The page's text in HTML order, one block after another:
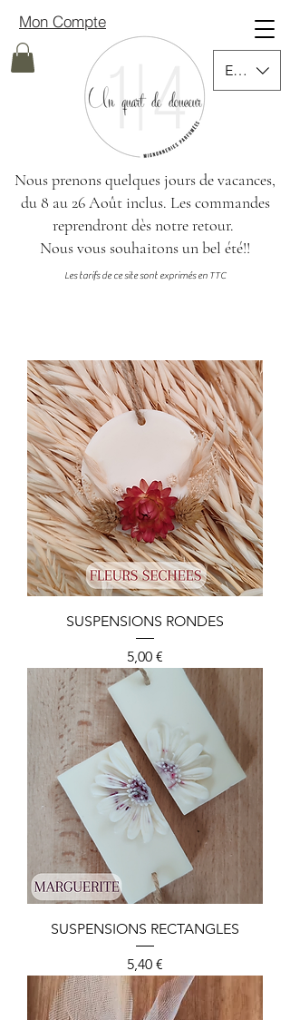
Les tarifs de ce site sont exprimés en TTC
EUR (€)
Mon Compte
Nous prenons quelques jours de vacances,
du 8 au 26 Août inclus. Les commandes
reprendront dès notre retour.
Nous vous souhaitons un bel été!!
SUSPENSIONS RONDES
Preis
5,00 €
SUSPENSIONS RECTANGLES
Preis
5,40 €